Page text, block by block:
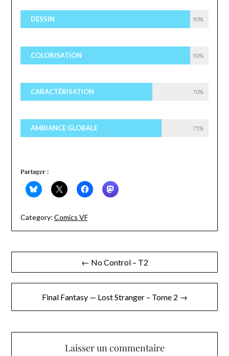
DESSIN 90%
COLORISATION 90%
CARACTÉRISATION 70%
AMBIANCE GLOBALE 75%
Partager :
Category: Comics VF
Navigation
de
l’article
← No Control – T2
Final Fantasy — Lost Stranger – Tome 2 →
Laisser un commentaire